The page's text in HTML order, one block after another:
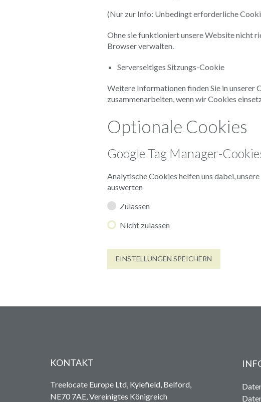
(Nur zur Info: Unbedingt erforderliche
Ohne sie funktioniert unsere Website nicht
Browser verwalten.
Serverseitiges Sitzungs-Cookie
Weitere Informationen finden Sie in unserer
zusammenarbeiten, wenn wir Cookies
Optionale Cookies
Google Tag Manager-
Analytische Cookies helfen uns dabei,
auswerten
Zulassen
Nicht zulassen
EINSTELLUNGEN SPEICHERN
KONTAKT
Treelocate Europe Ltd, Kylefield, Belford,
NE70 7AE, Vereinigtes Königreich